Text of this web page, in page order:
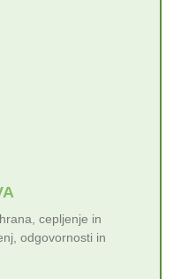
cepljenje in
odgovornosti in